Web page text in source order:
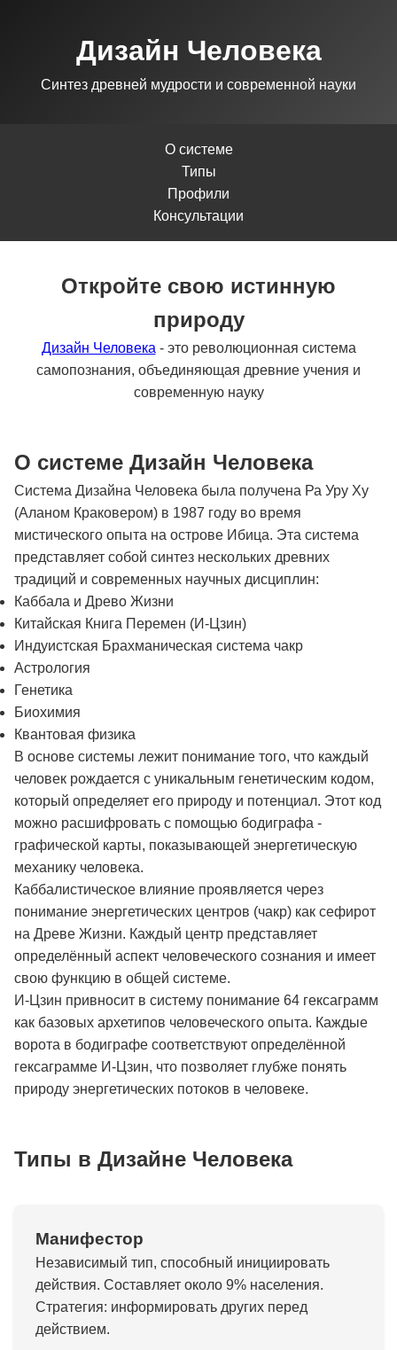
Дизайн Человека
Синтез древней мудрости и современной науки
О системе
Типы
Профили
Консультации
Откройте свою истинную
природу
Дизайн Человека - это революционная система
самопознания, объединяющая древние учения и
современную науку
О системе Дизайн Человека
Система Дизайна Человека была получена Ра Уру Ху
(Аланом Краковером) в 1987 году во время
мистического опыта на острове Ибица. Эта система
представляет собой синтез нескольких древних
традиций и современных научных дисциплин:
Каббала и Древо Жизни
Китайская Книга Перемен (И-Цзин)
Индуистская Брахманическая система чакр
Астрология
Генетика
Биохимия
Квантовая физика
В основе системы лежит понимание того, что каждый
человек рождается с уникальным генетическим кодом,
который определяет его природу и потенциал. Этот код
можно расшифровать с помощью бодиграфа -
графической карты, показывающей энергетическую
механику человека.
Каббалистическое влияние проявляется через
понимание энергетических центров (чакр) как сефирот
на Древе Жизни. Каждый центр представляет
определённый аспект человеческого сознания и имеет
свою функцию в общей системе.
И-Цзин привносит в систему понимание 64 гексаграмм
как базовых архетипов человеческого опыта. Каждые
ворота в бодиграфе соответствуют определённой
гексаграмме И-Цзин, что позволяет глубже понять
природу энергетических потоков в человеке.
Типы в Дизайне Человека
Манифестор
Независимый тип, способный инициировать
действия. Составляет около 9% населения.
Стратегия: информировать других перед
действием.